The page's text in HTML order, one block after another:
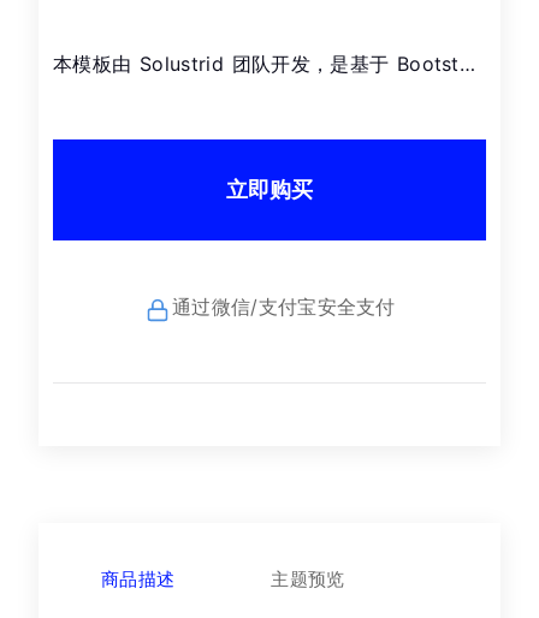
本模板由 Solustrid 团队开发，是基于 Bootst…
立即购买
通过微信/支付宝安全支付
商品描述 主题预览